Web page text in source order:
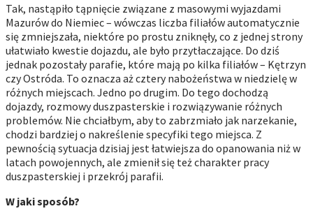
Tak, nastąpiło tąpnięcie związane z masowymi wyjazdami
Mazurów do Niemiec – wówczas liczba filiałów automatycznie
się zmniejszała, niektóre po prostu zniknęły, co z jednej strony
ułatwiało kwestie dojazdu, ale było przytłaczające. Do dziś
jednak pozostały parafie, które mają po kilka filiałów – Kętrzyn
czy Ostróda. To oznacza aż cztery nabożeństwa w niedzielę w
różnych miejscach. Jedno po drugim. Do tego dochodzą
dojazdy, rozmowy duszpasterskie i rozwiązywanie różnych
problemów. Nie chciałbym, aby to zabrzmiało jak narzekanie,
chodzi bardziej o nakreślenie specyfiki tego miejsca. Z
pewnością sytuacja dzisiaj jest łatwiejsza do opanowania niż w
latach powojennych, ale zmienił się też charakter pracy
duszpasterskiej i przekrój parafii.
W jaki sposób?